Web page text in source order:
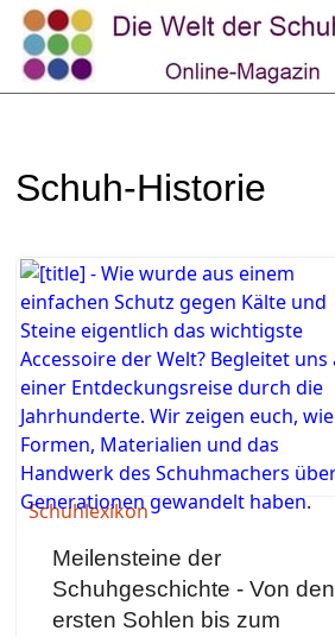
Schuh-Historie
Schuhlexikon
Meilensteine der
Schuhgeschichte - Von den
ersten Sohlen bis zum